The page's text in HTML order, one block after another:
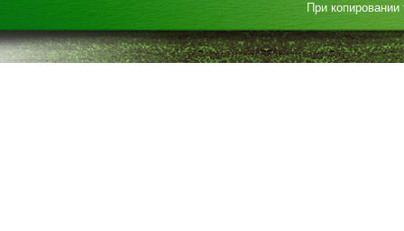
При